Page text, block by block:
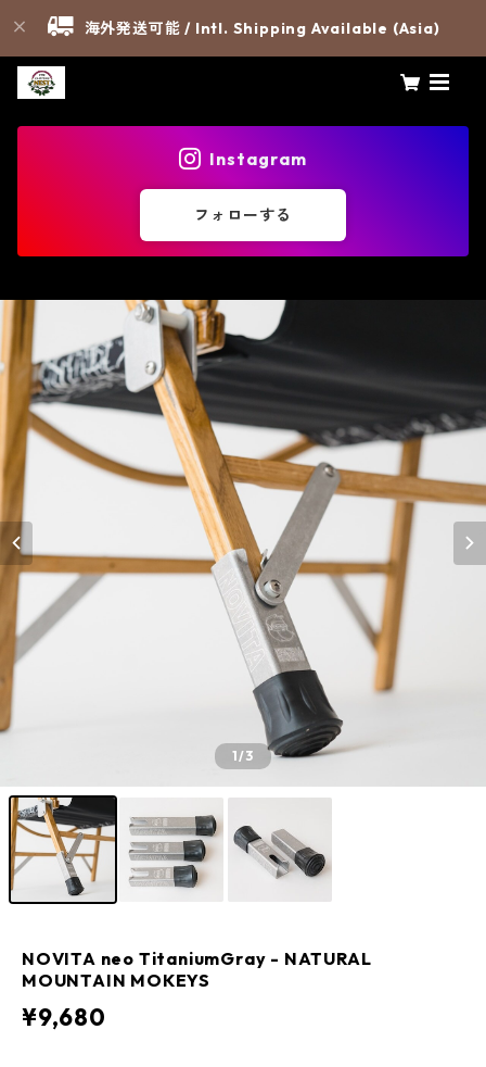
海外発送可能 / Intl. Shipping Available (Asia)
Instagram
フォローする
1/3
NOVITA neo TitaniumGray - NATURAL
MOUNTAIN MOKEYS
¥9,680